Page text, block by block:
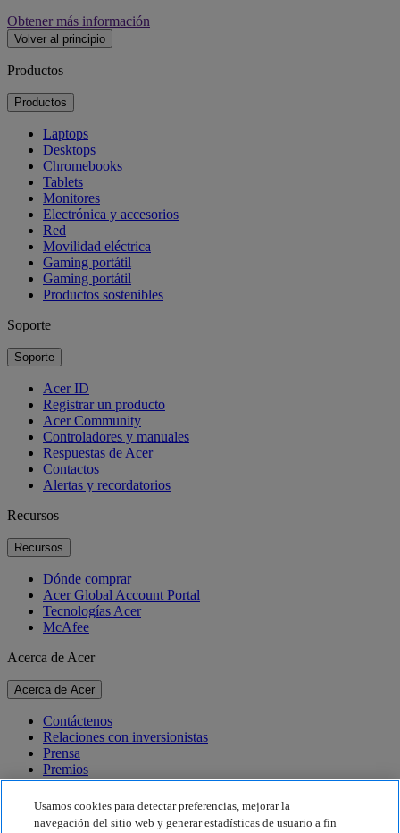
Obtener más información
Volver al principio
Productos
Productos
Laptops
Desktops
Chromebooks
Tablets
Monitores
Electrónica y accesorios
Red
Movilidad eléctrica
Gaming portátil
Gaming portátil
Productos sostenibles
Soporte
Soporte
Acer ID
Registrar un producto
Acer Community
Controladores y manuales
Respuestas de Acer
Contactos
Alertas y recordatorios
Recursos
Recursos
Dónde comprar
Acer Global Account Portal
Tecnologías Acer
McAfee
Acerca de Acer
Acerca de Acer
Contáctenos
Relaciones con inversionistas
Prensa
Premios
Eventos
Sostenibilidad
Usamos cookies para detectar preferencias, mejorar la
navegación del sitio web y generar estadísticas de usuario a fin